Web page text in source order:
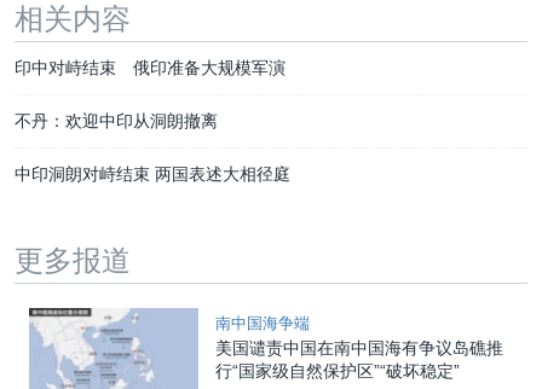
相关内容
印中对峙结束 俄印准备大规模军演
不丹：欢迎中印从洞朗撤离
中印洞朗对峙结束 两国表述大相径庭
更多报道
南中国海争端
美国谴责中国在南中国海有争议岛礁推
行“国家级自然保护区”“破坏稳定”